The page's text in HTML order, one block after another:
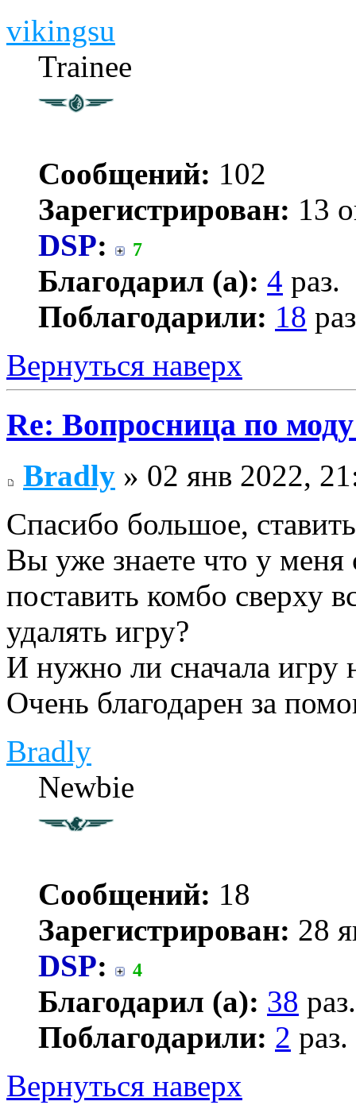
vikingsu
Trainee
Сообщений: 102
Зарегистрирован: 13
DSP: 7
Благодарил (а): 4 раз.
Поблагодарили: 18
Вернуться наверх
Re: Вопросница по
Bradly » 02 янв 2022,
Спасибо большое,
Вы уже знаете что у меня
поставить комбо сверху
удалять игру?
И нужно ли сначала игру
Очень благодарен за
Bradly
Newbie
Сообщений: 18
Зарегистрирован: 28
DSP: 4
Благодарил (а): 38 раз.
Поблагодарили: 2 раз.
Вернуться наверх